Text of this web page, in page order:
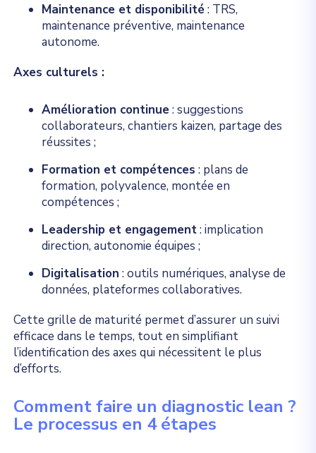
Maintenance et disponibilité: TRS,
maintenance préventive, maintenance
autonome.
Axes culturels :
Amélioration continue: suggestions
collaborateurs, chantiers kaizen, partage des
réussites ;
Formation et compétences : plans de
formation, polyvalence, montée en
compétences ;
Leadership et engagement: implication
direction, autonomie équipes ;
Digitalisation : outils numériques, analyse de
données, plateformes collaboratives.
Cette grille de maturité permet d’assurer un suivi
efficace dans le temps, tout en simplifiant
l’identification des axes qui nécessitent le plus
d’efforts.
Comment faire un diagnostic lean ?
Le processus en 4 étapes